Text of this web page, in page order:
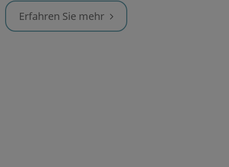
Erfahren Sie mehr